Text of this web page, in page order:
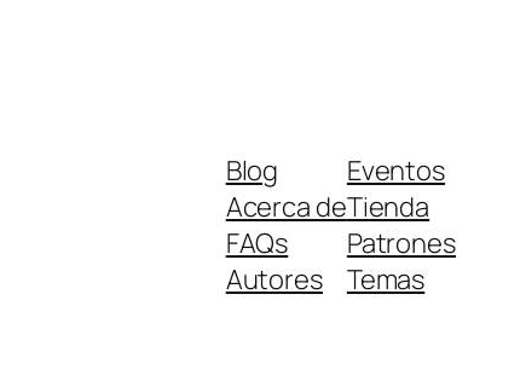
Blog
Acerca de
FAQs
Autores
Eventos
Tienda
Patrones
Temas